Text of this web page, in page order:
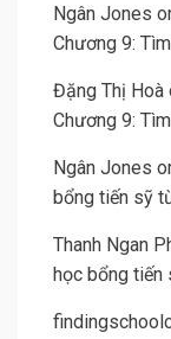
Ngân Jones
Chương 9:
Đặng Thị Hoà
Chương 9:
Ngân Jones
bổng tiến sỹ
Thanh Ngan
học bổng